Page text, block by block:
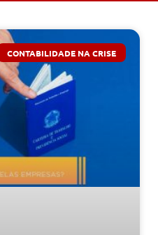
CONTABILIDADE NA CRISE